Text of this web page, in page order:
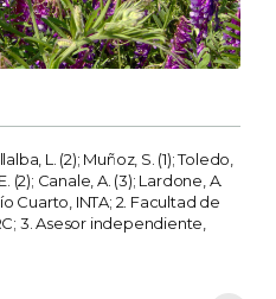
L. (2); Muñoz, S. (1); Toledo,
(2); Canale, A. (3); Lardone, A.
Cuarto, INTA; 2. Facultad de
3. Asesor independiente,